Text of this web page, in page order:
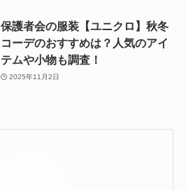
保護者会の服装【ユニクロ】秋冬
コーデのおすすめは？人気のアイ
テムや小物も調査！
2025年11月2日